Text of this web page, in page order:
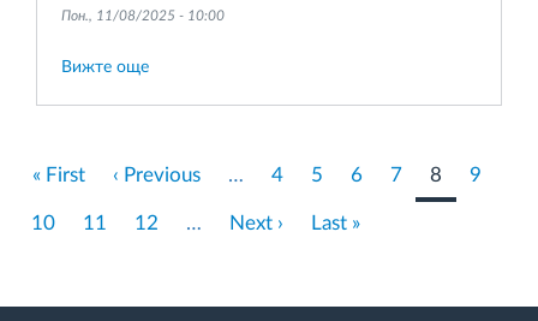
Пон., 11/08/2025 - 10:00
Вижте още
First
« First
Previous
‹ Previous … Страница
4 Страница
5 Страница
6 Страница
7
Current
page
8 9
Страница
10 Страница
11 Страница
12 …
Next
Next ›
Last
Last »